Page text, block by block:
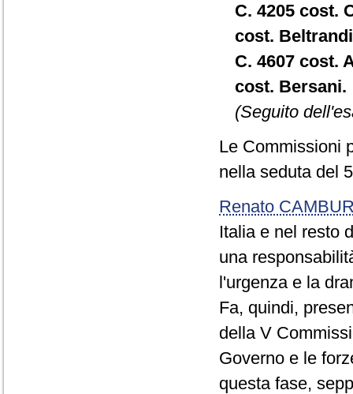
C. 4205 cost.
cost.
C. 4607 cost.
cost. Bersani.
(Seguito
Le Commissioni
nella seduta del
Renato
Italia e nel resto
una
l'urgenza e la
Fa, quindi,
della V
Governo e le
questa fase,